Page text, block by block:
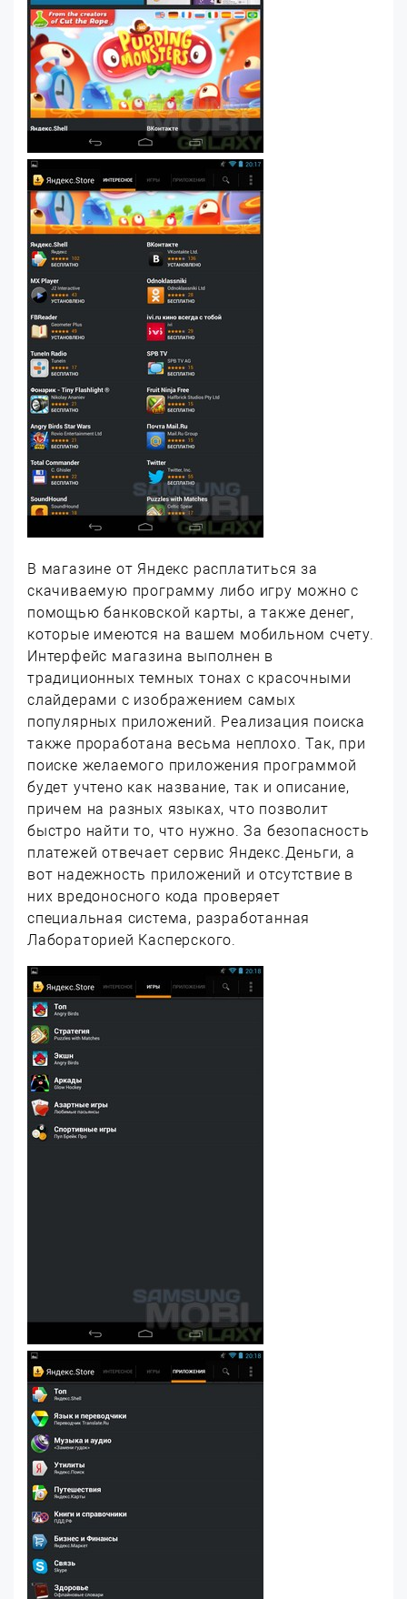
В магазине от Яндекс расплатиться за
скачиваемую программу либо игру можно с
помощью банковской карты, а также денег,
которые имеются на вашем мобильном счету.
Интерфейс магазина выполнен в
традиционных темных тонах с красочными
слайдерами с изображением самых
популярных приложений. Реализация поиска
также проработана весьма неплохо. Так, при
поиске желаемого приложения программой
будет учтено как название, так и описание,
причем на разных языках, что позволит
быстро найти то, что нужно. За безопасность
платежей отвечает сервис Яндекс.Деньги, а
вот надежность приложений и отсутствие в
них вредоносного кода проверяет
специальная система, разработанная
Лабораторией Касперского.